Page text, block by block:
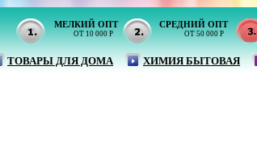
МЕЛКИЙ ОПТ
ОТ 10 000 Р
СРЕДНИЙ ОПТ
ОТ 50 000 Р
ТОВАРЫ ДЛЯ ДОМА ХИМИЯ БЫТОВАЯ